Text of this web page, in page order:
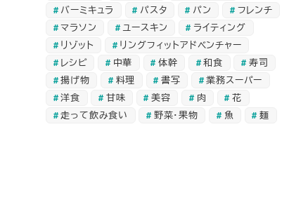
バーミキュラ
パスタ パン
フレンチ
マラソン
ユースキン
ライティング
リゾット
リングフィットアドベンチャー
レシピ
中華 体幹 和食
寿司
揚げ物
料理 書写
業務スーパー
洋食
甘味 美容 肉
花
走って飲み食い
野菜・果物 魚 麺